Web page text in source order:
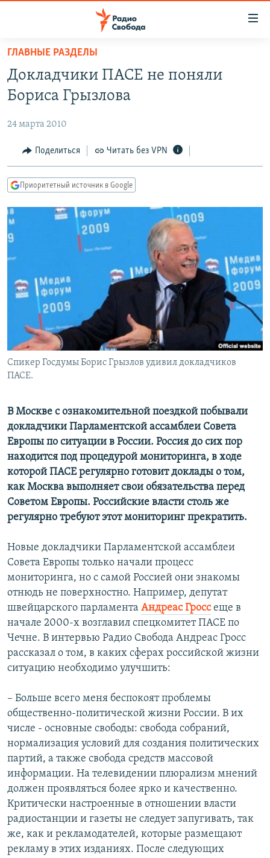
упрощенного
доступа
Вернуться
основному
Вернутся
главной
навигации
Вернутся
поиску
ПОДКАСТЫ
АВТОРСКИЕ ПРОЕКТЫ
ЦИТАТЫ СВОБОДЫ
МНЕНИЯ
IDEL.РЕАЛИИ
КАВКАЗ.РЕАЛИИ
СЕВЕР.РЕАЛИИ
СИБИРЬ.РЕАЛИИ
РАСПИСАНИЕ ВЕЩАНИЯ
ПОДПИШИТЕСЬ НА РАССЫЛКУ
СОЦИАЛЬНЫЕ СЕТИ
Все сайты РСЕ/РС
ГЛАВНЫЕ РАЗДЕЛЫ
Докладчики ПАСЕ не поняли
Бориса Грызлова
24 марта 2010
Поделиться Читать без VPN
Приоритетный источник в Google
Спикер Госдумы Борис Грызлов удивил докладчиков
ПАСЕ.
В Москве с ознакомительной поездкой побывали
докладчики Парламентской ассамблеи Совета
Европы по ситуации в России. Россия до сих пор
находится под процедурой мониторинга, в ходе
которой ПАСЕ регулярно готовит доклады о том,
как Москва выполняет свои обязательства перед
Советом Европы. Российские власти столь же
регулярно требуют этот мониторинг прекратить.
Новые докладчики Парламентской ассамблеи
Совета Европы только начали процесс
мониторинга, но с самой Россией они знакомы
отнюдь не поверхностно. Например, депутат
швейцарского парламента Андреас Гроссеще в
начале 2000-х возглавил спецкомитет ПАСЕ по
Чечне. В интервью Радио Свобода Андреас Гросс
рассказал о том, в каких сферах российской жизни
ситуацию необходимо улучшить:
– Больше всего меня беспокоят проблемы
общественно-политической жизни России. В их
числе - основные свободы: свобода собраний,
нормализация условий для создания политических
партий, а также свобода средств массовой
информации. На телевидении плюрализм мнений
должен проявляться более ярко и качественно.
Критически настроенные в отношении власти
радиостанции и газеты не следует запугивать, так
же, как и рекламодателей, которые размещают
рекламу в этих изданиях. После следующих